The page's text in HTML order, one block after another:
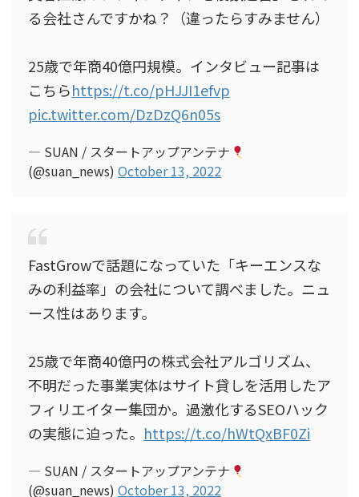
る会社さんですかね？（違ったらすみません）
25歳で年商40億円規模。インタビュー記事は
こちらhttps://t.co/pHJJI1efvp
pic.twitter.com/DzDzQ6n05s
— SUAN / スタートアップアンテナ
(@suan_news) October 13, 2022
FastGrowで話題になっていた「キーエンスな
みの利益率」の会社について調べました。ニュ
ース性はあります。
25歳で年商40億円の株式会社アルゴリズム、
不明だった事業実体はサイト貸しを活用したア
フィリエイター集団か。過激化するSEOハック
の実態に迫った。 https://t.co/hWtQxBF0Zi
— SUAN / スタートアップアンテナ
(@suan_news) October 13, 2022